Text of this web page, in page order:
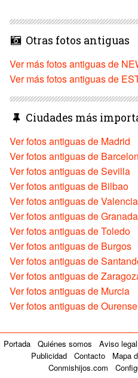
Otras fotos antiguas
Ver más fotos antiguas de
Ver más fotos antiguas de
Ciudades más
Ver fotos antiguas de Madrid
Ver fotos antiguas de
Ver fotos antiguas de Sevilla
Ver fotos antiguas de Bilbao
Ver fotos antiguas de Valencia
Ver fotos antiguas de Granada
Ver fotos antiguas de Toledo
Ver fotos antiguas de Burgos
Ver fotos antiguas de
Ver fotos antiguas de
Ver fotos antiguas de Murcia
Ver fotos antiguas de Ourense
Portada Quiénes somos Aviso legal
Publicidad
Contacto Mapa
Conmishijos.com